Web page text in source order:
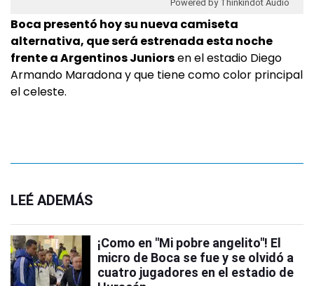
Powered by Thinkindot Audio
Boca presentó hoy su nueva camiseta
alternativa, que será estrenada esta noche
frente a Argentinos Juniorsen el estadio Diego
Armando Maradona y que tiene como color principal
el celeste.
LEÉ ADEMÁS
¡Como en "Mi pobre angelito"! El
micro de Boca se fue y se olvidó a
cuatro jugadores en el estadio de